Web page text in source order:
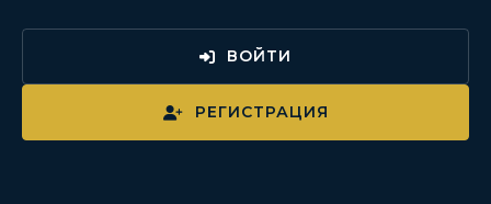
ВОЙТИ
РЕГИСТРАЦИЯ